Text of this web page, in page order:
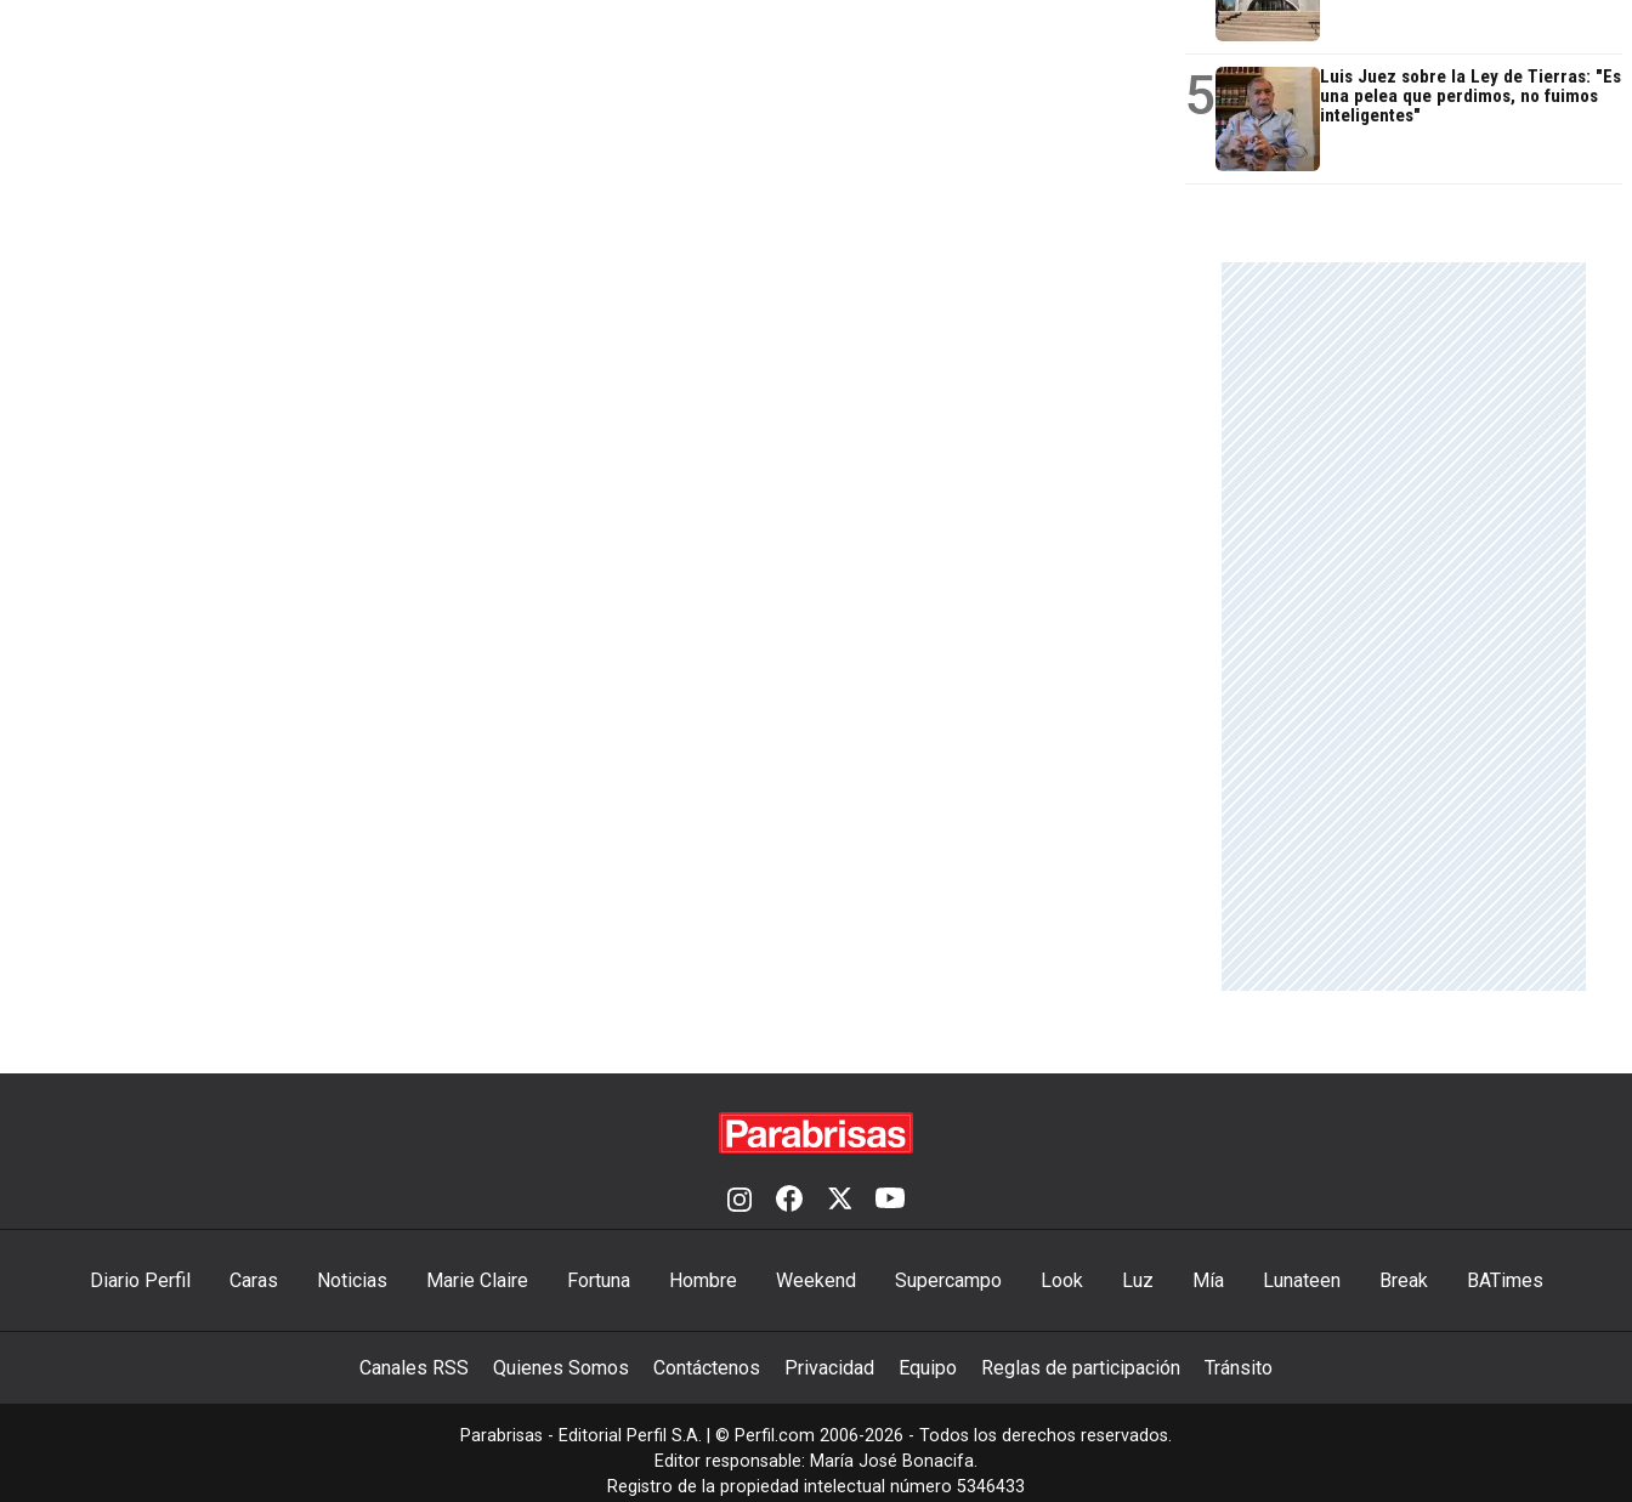
5
Luis Juez sobre la Ley de Tierras: "Es
una pelea que perdimos, no fuimos
inteligentes"
Diario Perfil Caras Noticias Marie Claire Fortuna Hombre Weekend Supercampo Look Luz Mía Lunateen Break BATimes
Canales RSS Quienes Somos Contáctenos Privacidad Equipo Reglas de participación Tránsito
Parabrisas - Editorial Perfil S.A. | © Perfil.com 2006-2026 - Todos los derechos reservados.
Editor responsable: María José Bonacifa.
Registro de la propiedad intelectual número 5346433